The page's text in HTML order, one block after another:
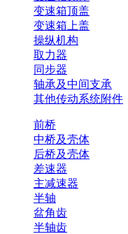
变速箱顶盖
变速箱上盖
操纵机构
取力器
同步器
轴承及中间支承
其他传动系统附件
前桥
中桥及壳体
后桥及壳体
差速器
主减速器
半轴
盆角齿
半轴齿